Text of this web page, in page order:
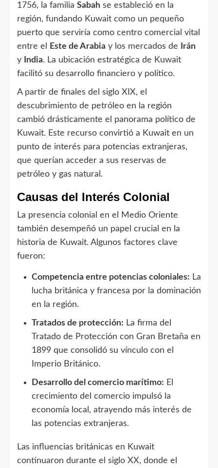
1756, la familia Sabah se estableció en la
región, fundando Kuwait como un pequeño
puerto que serviría como centro comercial vital
entre el
Este de Arabia y los mercados de
Irán
y
India. La ubicación estratégica de Kuwait
facilitó su desarrollo financiero y político.
A partir de finales del siglo XIX, el
descubrimiento de petróleo en la región
cambió drásticamente el panorama político de
Kuwait. Este recurso convirtió a Kuwait en un
punto de interés para potencias extranjeras,
que querían acceder a sus reservas de
petróleo y gas natural.
Causas del Interés Colonial
La presencia colonial en el Medio Oriente
también desempeñó un papel crucial en la
historia de Kuwait. Algunos factores clave
fueron:
Competencia entre potencias coloniales: La
lucha británica y francesa por la dominación
en la región.
Tratados de protección: La firma del
Tratado de Protección con Gran Bretaña en
1899 que consolidó su vínculo con el
Imperio Británico.
Desarrollo del comercio marítimo: El
crecimiento del comercio impulsó la
economía local, atrayendo más interés de
las potencias extranjeras.
Las influencias británicas en Kuwait
continuaron durante el siglo XX, donde el